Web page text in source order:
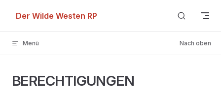
Skip to content
Der Wilde Westen RP
Menü Nach oben
BERECHTIGUNGEN